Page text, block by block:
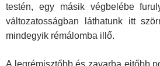
testén, egy másik végbelébe
változatosságban láthatunk itt
mindegyik rémálomba illő.
A legrémisztőbb és zavarba ejtőbb